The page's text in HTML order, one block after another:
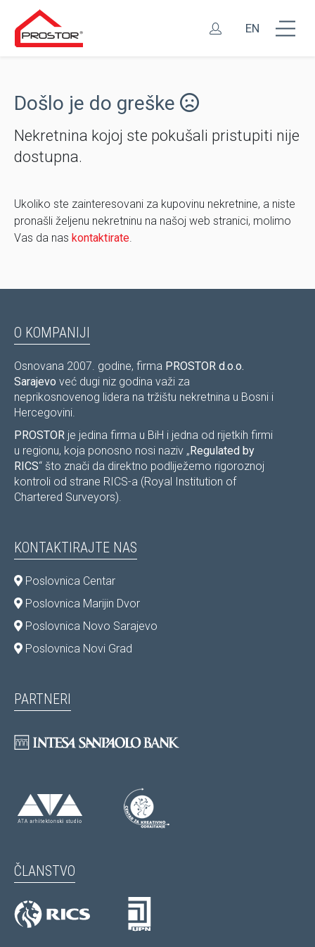
EN
Došlo je do greške
Nekretnina kojoj ste pokušali pristupiti nije
dostupna.
Ukoliko ste zainteresovani za kupovinu nekretnine, a niste
pronašli željenu nekretninu na našoj web stranici, molimo
Vas da nas kontaktirate.
O KOMPANIJI
Osnovana 2007. godine, firma PROSTOR d.o.o.
Sarajevo već dugi niz godina važi za
neprikosnovenog lidera na tržištu nekretnina u Bosni i
Hercegovini.
PROSTOR je jedina firma u BiH i jedna od rijetkih firmi
u regionu, koja ponosno nosi naziv „Regulated by
RICS“ što znači da direktno podliježemo rigoroznoj
kontroli od strane RICS-a (Royal Institution of
Chartered Surveyors).
KONTAKTIRAJTE NAS
Poslovnica Centar
Poslovnica Marijin Dvor
Poslovnica Novo Sarajevo
Poslovnica Novi Grad
PARTNERI
ČLANSTVO